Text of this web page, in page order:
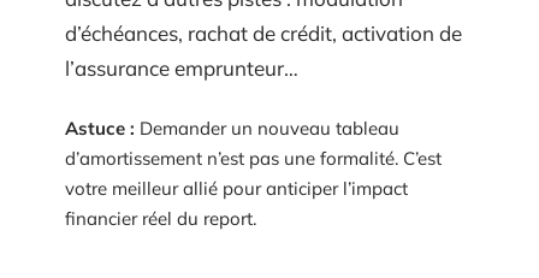
d’échéances, rachat de crédit, activation de
l’assurance emprunteur…
Astuce : Demander un nouveau tableau
d’amortissement n’est pas une formalité. C’est
votre meilleur allié pour anticiper l’impact
financier réel du report.